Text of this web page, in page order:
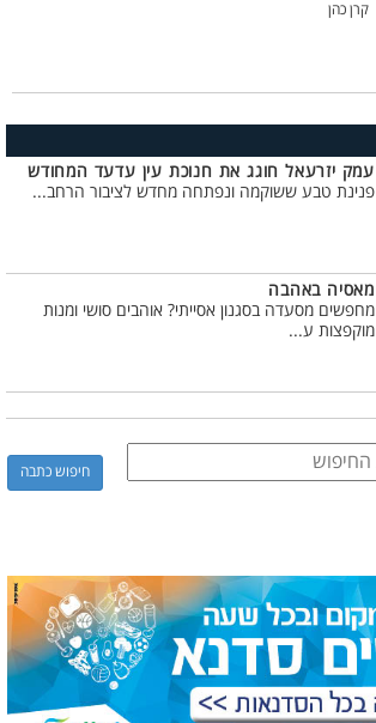
קרן כהן
עמק יזרעאל חוגג את חנוכת עין עדעד המחודש
פנינת טבע ששוקמה ונפתחה מחדש לציבור הרחב...
מאסיה באהבה
מחפשים מסעדה בסגנון אסייתי? אוהבים סושי ומנות
מוקפצות ע...